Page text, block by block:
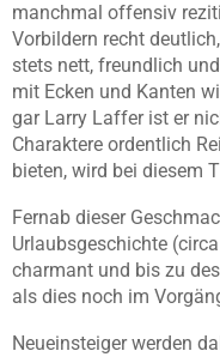
manchmal offensiv
Vorbildern recht
stets nett, freundlich
mit Ecken und Kanten
gar Larry Laffer ist er
Charaktere ordentlich
bieten, wird bei diesem
Fernab dieser
Urlaubsgeschichte
charmant und bis zu
als dies noch im
Neueinsteiger werden